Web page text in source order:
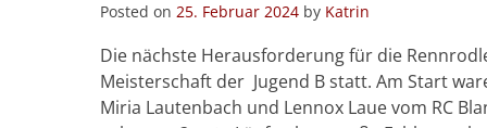
Posted on 25. Februar 2024 by Katrin
Die nächste Herausforderung für die
Meisterschaft der Jugend B statt. Am Start
Miria Lautenbach und Lennox Laue vom RC